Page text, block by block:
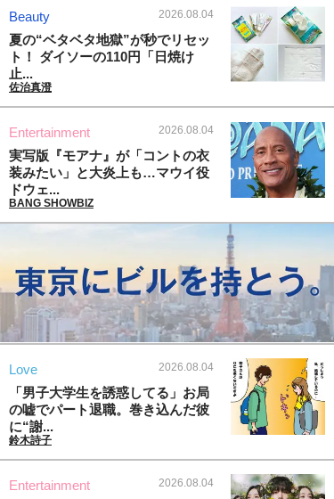
Beauty 2026.08.04
夏の“ベタベタ地獄”が秒でリセッ
ト！ ダイソーの110円「日焼け
止...
佐治真澄
Entertainment 2026.08.04
実写版『モアナ』が「コントの衣
装みたい」と大炎上も…マウイ役
ドウェ...
BANG SHOWBIZ
Love 2026.08.04
「男子大学生を誘惑してる」お局
の嘘でパート退職。巻き込んだ彼
に“謝...
鈴木詩子
Entertainment 2026.08.04